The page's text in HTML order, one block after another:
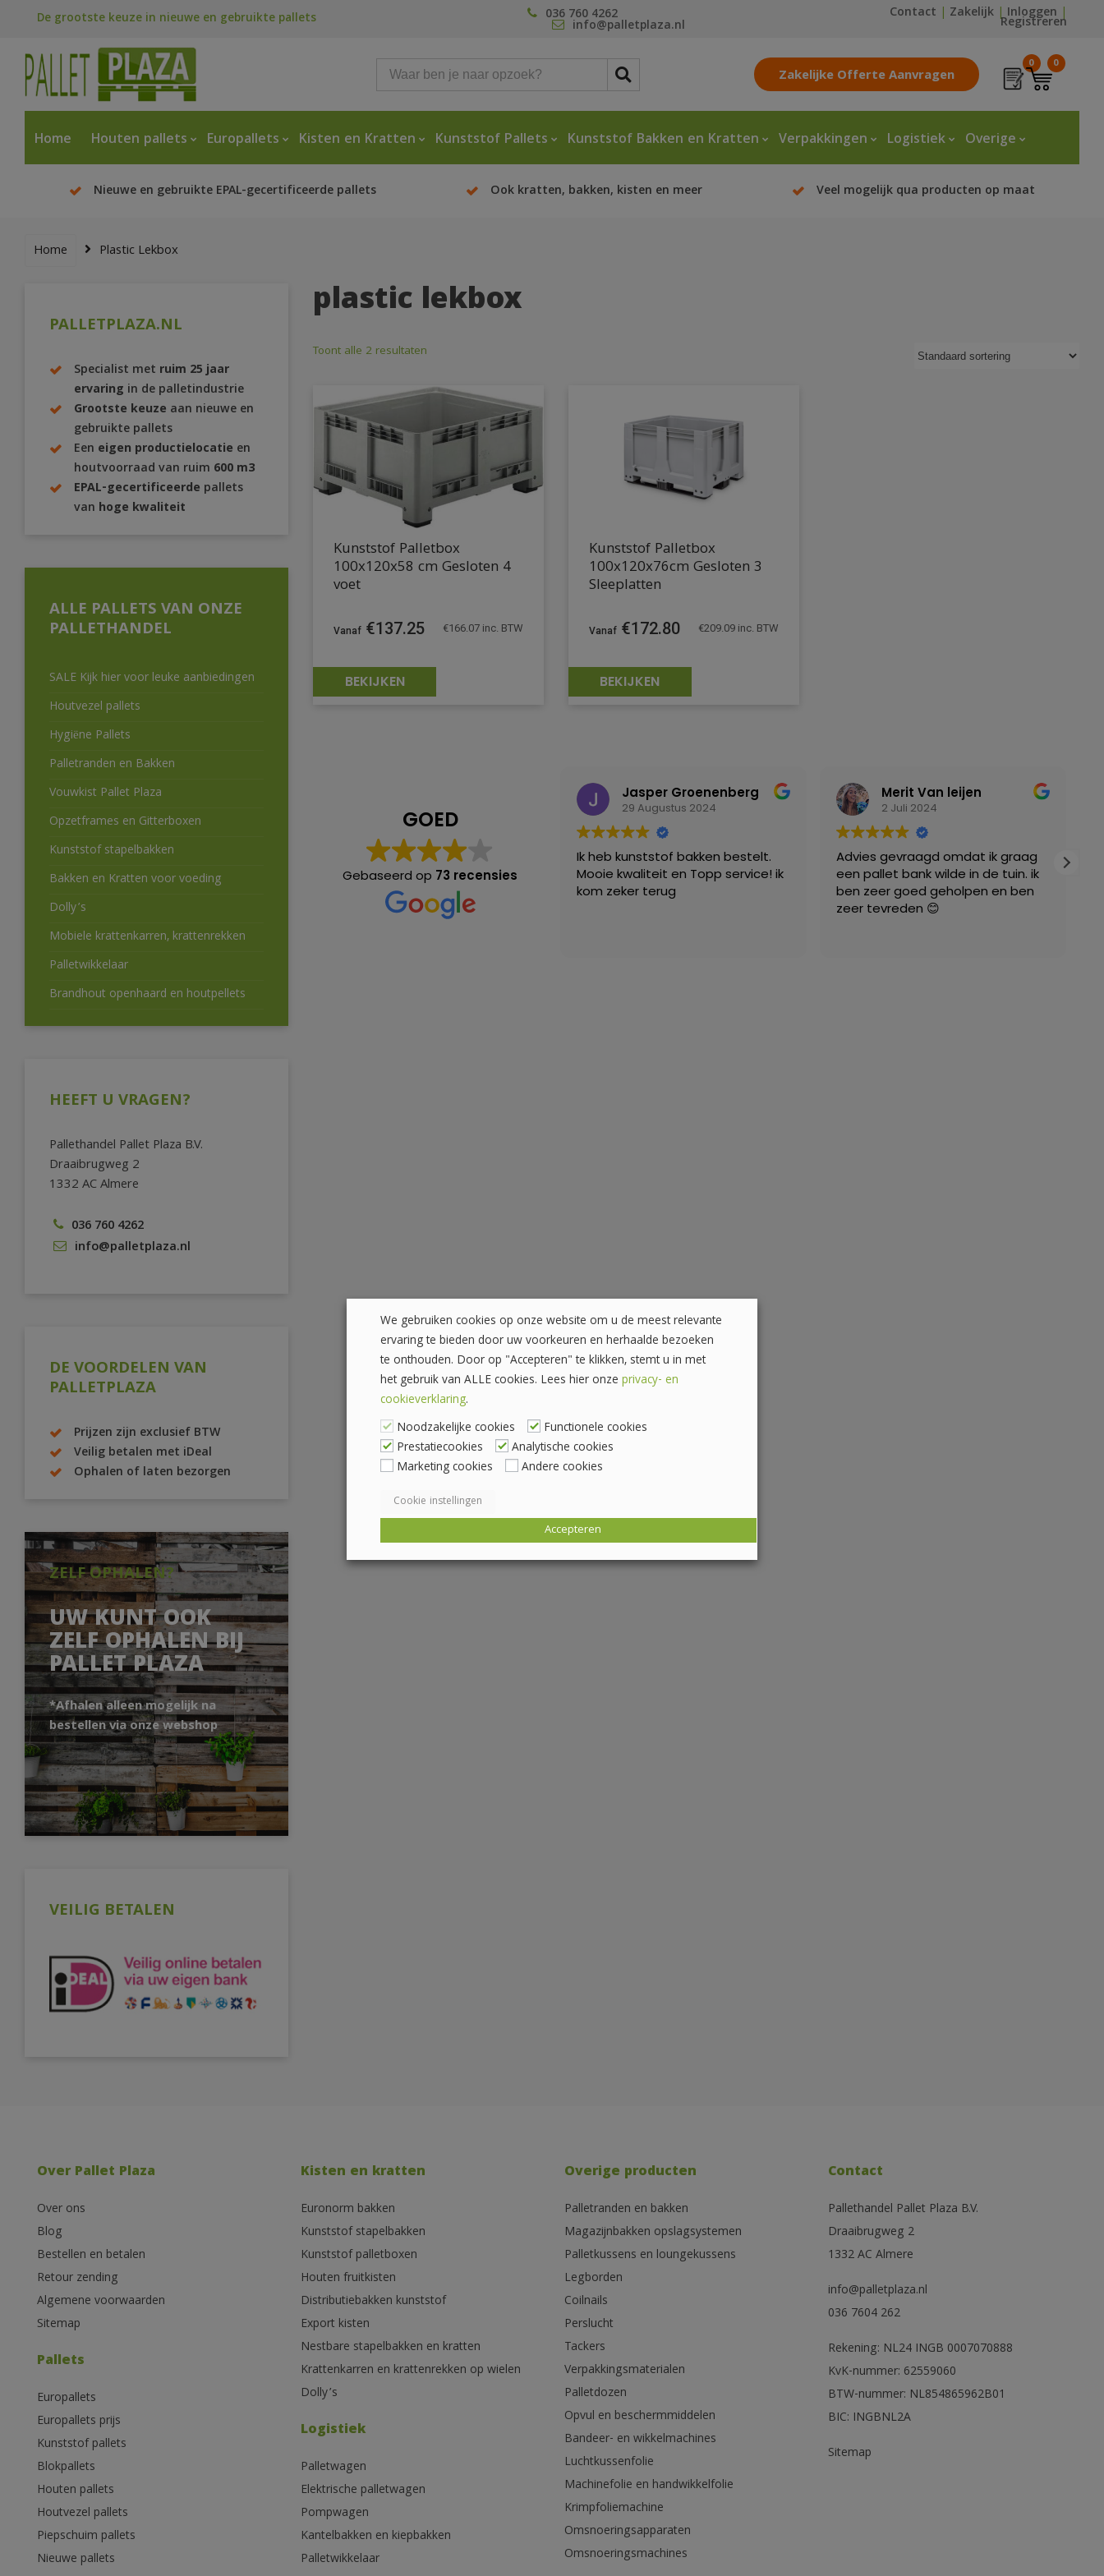
De grootste keuze in nieuwe en gebruikte pallets 036 760 4262
info@palletplaza.nl
Contact | Zakelijk |Inloggen |
Registreren
Zakelijke Offerte Aanvragen
0 0
Home Houten pallets Europallets Kisten en Kratten Kunststof Pallets Kunststof Bakken en Kratten Verpakkingen Logistiek Overige
Nieuwe en gebruikte EPAL-gecertificeerde pallets Ook kratten, bakken, kisten en meer Veel mogelijk qua producten op maat
Home Plastic Lekbox
PALLETPLAZA.NL
Specialist met ruim 25 jaar
ervaring in de palletindustrie
Grootste keuze aan nieuwe en
gebruikte pallets
Een eigen productielocatie en
houtvoorraad van ruim 600 m3
EPAL-gecertificeerde pallets
van hoge kwaliteit
ALLE PALLETS VAN ONZE
PALLETHANDEL
SALE Kijk hier voor leuke aanbiedingen
Houtvezel pallets
Hygiëne Pallets
Palletranden en Bakken
Vouwkist Pallet Plaza
Opzetframes en Gitterboxen
Kunststof stapelbakken
Bakken en Kratten voor voeding
Dolly’s
Mobiele krattenkarren, krattenrekken
Palletwikkelaar
Brandhout openhaard en houtpellets
HEEFT U VRAGEN?
Pallethandel Pallet Plaza B.V.
Draaibrugweg 2
1332 AC Almere
036 760 4262
info@palletplaza.nl
DE VOORDELEN VAN
PALLETPLAZA
Prijzen zijn exclusief BTW
Veilig betalen met iDeal
Ophalen of laten bezorgen
ZELF OPHALEN?
UW KUNT OOK
ZELF OPHALEN BIJ
PALLET PLAZA
*Afhalen alleen mogelijk na
bestellen via onze webshop
VEILIG BETALEN
plastic lekbox
Toont alle 2 resultaten
Kunststof Palletbox
100x120x58 cm Gesloten 4
voet
€137.25 €166.07inc. BTW
BEKIJKEN
Kunststof Palletbox
100x120x76cm Gesloten 3
Sleeplatten
€172.80 €209.09inc. BTW
BEKIJKEN
GOED
Gebaseerd op 73 recensies
Jasper Groenenberg
29 Augustus 2024
Ik heb kunststof bakken bestelt.
Mooie kwaliteit en Topp service! ik
kom zeker terug
Merit Van leijen
2 Juli 2024
Advies gevraagd omdat ik graag
een pallet bank wilde in de tuin. ik
ben zeer goed geholpen en ben
zeer tevreden 😊
Over Pallet Plaza
Over ons
Blog
Bestellen en betalen
Retour zending
Algemene voorwaarden
Sitemap
Pallets
Europallets
Europallets prijs
Kunststof pallets
Blokpallets
Houten pallets
Houtvezel pallets
Piepschuim pallets
Nieuwe pallets
Kisten en kratten
Euronorm bakken
Kunststof stapelbakken
Kunststof palletboxen
Houten fruitkisten
Distributiebakken kunststof
Export kisten
Nestbare stapelbakken en kratten
Krattenkarren en krattenrekken op wielen
Dolly’s
Logistiek
Palletwagen
Elektrische palletwagen
Pompwagen
Kantelbakken en kiepbakken
Palletwikkelaar
Overige producten
Palletranden en bakken
Magazijnbakken opslagsystemen
Palletkussens en loungekussens
Legborden
Coilnails
Perslucht
Tackers
Verpakkingsmaterialen
Palletdozen
Opvul en beschermmiddelen
Bandeer- en wikkelmachines
Luchtkussenfolie
Machinefolie en handwikkelfolie
Krimpfoliemachine
Omsnoeringsapparaten
Omsnoeringsmachines
Contact
Pallethandel Pallet Plaza B.V.
Draaibrugweg 2
1332 AC Almere
info@palletplaza.nl
036 7604 262
Rekening: NL24 INGB 0007070888
KvK-nummer: 62559060
BTW-nummer: NL854865962B01
BIC: INGBNL2A
Sitemap
We gebruiken cookies op onze website om u de meest relevante
ervaring te bieden door uw voorkeuren en herhaalde bezoeken
te onthouden. Door op "Accepteren" te klikken, stemt u in met
het gebruik van ALLE cookies. Lees hier onze privacy- en
cookieverklaring.
Noodzakelijke cookies
Functionele cookies
Prestatiecookies
Analytische cookies
Marketing cookies
Andere cookies
Cookie instellingen
Accepteren